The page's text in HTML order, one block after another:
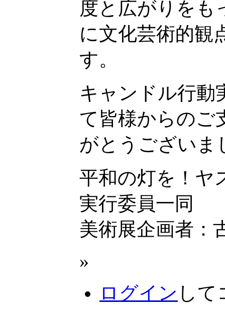
度と広がりをも
に文化芸術的観
す。
キャンドル行動
て皆様からのご
がとうござい
平和の灯を！
実行委員一同
美術展企画者：
»
ログイン して